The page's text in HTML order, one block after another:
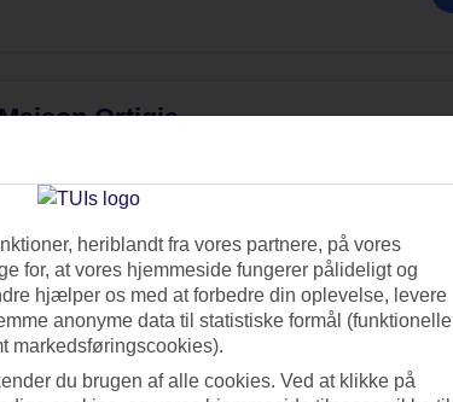
Ortigia
28. nov. 2026 - 7 nætter
heriblandt fra vores partnere, på vores
for, at vores hjemmeside fungerer pålideligt og
hjælper os med at forbedre din oplevelse, levere
anonyme data til statistiske formål (funktionelle
markedsføringscookies).
du brugen af alle cookies. Ved at klikke på